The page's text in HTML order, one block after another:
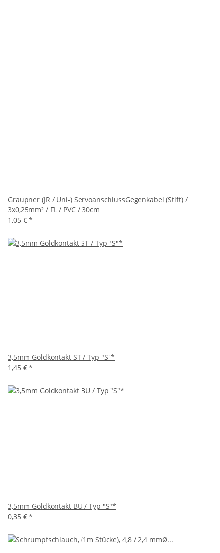
Graupner (JR / Uni-) ServoanschlussGegenkabel (Stift) /
3x0,25mm² / FL / PVC / 30cm
1,05 € *
3,5mm Goldkontakt ST / Typ "S"*
1,45 € *
3,5mm Goldkontakt BU / Typ "S"*
0,35 € *